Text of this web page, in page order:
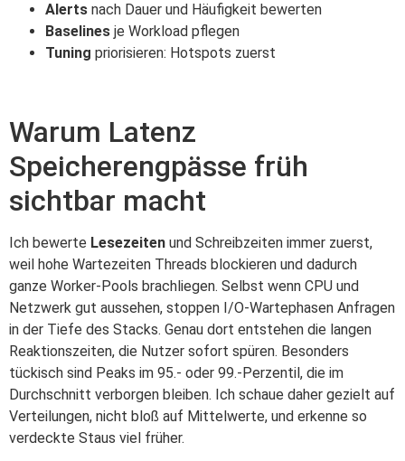
Alerts nach Dauer und Häufigkeit bewerten
Baselines je Workload pflegen
Tuning priorisieren: Hotspots zuerst
Warum Latenz
Speicherengpässe früh
sichtbar macht
Ich bewerte Lesezeiten und Schreibzeiten immer zuerst,
weil hohe Wartezeiten Threads blockieren und dadurch
ganze Worker-Pools brachliegen. Selbst wenn CPU und
Netzwerk gut aussehen, stoppen I/O‑Wartephasen Anfragen
in der Tiefe des Stacks. Genau dort entstehen die langen
Reaktionszeiten, die Nutzer sofort spüren. Besonders
tückisch sind Peaks im 95.- oder 99.-Perzentil, die im
Durchschnitt verborgen bleiben. Ich schaue daher gezielt auf
Verteilungen, nicht bloß auf Mittelwerte, und erkenne so
verdeckte Staus viel früher.